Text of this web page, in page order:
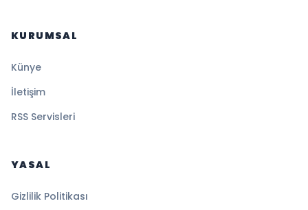
KURUMSAL
Künye
İletişim
RSS Servisleri
YASAL
Gizlilik Politikası